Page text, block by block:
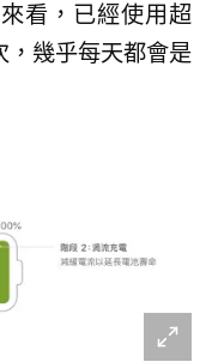
看，已經使用超
，幾乎每天都會是